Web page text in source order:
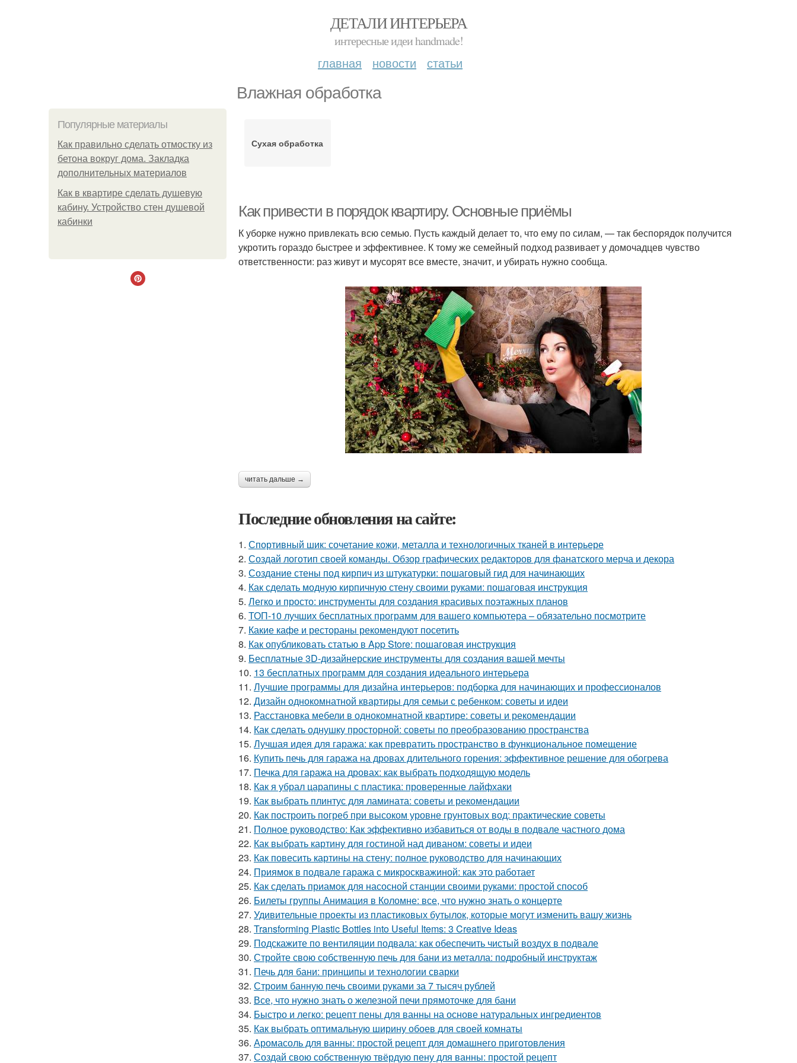
ДЕТАЛИ ИНТЕРЬЕРА
интересные идеи handmade!
главная новости статьи
Влажная обработка
Популярные материалы
Как правильно сделать отмостку из
бетона вокруг дома. Закладка
дополнительных материалов
Как в квартире сделать душевую
кабину. Устройство стен душевой
кабинки
Сухая обработка
Как привести в порядок квартиру. Основные приёмы
К уборке нужно привлекать всю семью. Пусть каждый делает то, что ему по силам, — так беспорядок получится
укротить гораздо быстрее и эффективнее. К тому же семейный подход развивает у домочадцев чувство
ответственности: раз живут и мусорят все вместе, значит, и убирать нужно сообща.
читать дальше →
Последние обновления на сайте:
1. Спортивный шик: сочетание кожи, металла и технологичных тканей в интерьере
2. Создай логотип своей команды. Обзор графических редакторов для фанатского мерча и декора
3. Создание стены под кирпич из штукатурки: пошаговый гид для начинающих
4. Как сделать модную кирпичную стену своими руками: пошаговая инструкция
5. Легко и просто: инструменты для создания красивых поэтажных планов
6. ТОП-10 лучших бесплатных программ для вашего компьютера – обязательно посмотрите
7. Какие кафе и рестораны рекомендуют посетить
8. Как опубликовать статью в App Store: пошаговая инструкция
9. Бесплатные 3D-дизайнерские инструменты для создания вашей мечты
10. 13 бесплатных программ для создания идеального интерьера
11. Лучшие программы для дизайна интерьеров: подборка для начинающих и профессионалов
12. Дизайн однокомнатной квартиры для семьи с ребенком: советы и идеи
13. Расстановка мебели в однокомнатной квартире: советы и рекомендации
14. Как сделать однушку просторной: советы по преобразованию пространства
15. Лучшая идея для гаража: как превратить пространство в функциональное помещение
16. Купить печь для гаража на дровах длительного горения: эффективное решение для обогрева
17. Печка для гаража на дровах: как выбрать подходящую модель
18. Как я убрал царапины с пластика: проверенные лайфхаки
19. Как выбрать плинтус для ламината: советы и рекомендации
20. Как построить погреб при высоком уровне грунтовых вод: практические советы
21. Полное руководство: Как эффективно избавиться от воды в подвале частного дома
22. Как выбрать картину для гостиной над диваном: советы и идеи
23. Как повесить картины на стену: полное руководство для начинающих
24. Приямок в подвале гаража с микроскважиной: как это работает
25. Как сделать приамок для насосной станции своими руками: простой способ
26. Билеты группы Анимация в Коломне: все, что нужно знать о концерте
27. Удивительные проекты из пластиковых бутылок, которые могут изменить вашу жизнь
28. Transforming Plastic Bottles into Useful Items: 3 Creative Ideas
29. Подскажите по вентиляции подвала: как обеспечить чистый воздух в подвале
30. Стройте свою собственную печь для бани из металла: подробный инструктаж
31. Печь для бани: принципы и технологии сварки
32. Строим банную печь своими руками за 7 тысяч рублей
33. Все, что нужно знать о железной печи прямоточке для бани
34. Быстро и легко: рецепт пены для ванны на основе натуральных ингредиентов
35. Как выбрать оптимальную ширину обоев для своей комнаты
36. Аромасоль для ванны: простой рецепт для домашнего приготовления
37. Создай свою собственную твёрдую пену для ванны: простой рецепт